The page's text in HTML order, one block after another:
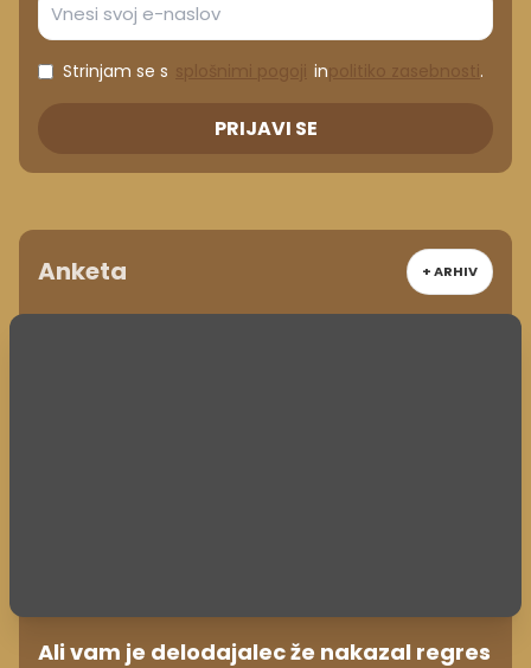
Strinjam se s in .
PRIJAVI SE
Anketa + ARHIV
Ali vam je delodajalec že nakazal regres